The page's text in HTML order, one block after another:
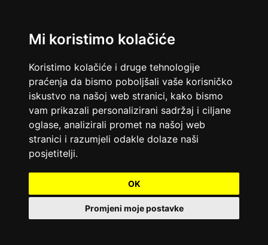
Mi koristimo kolačiće
Koristimo kolačiće i druge tehnologije
praćenja da bismo poboljšali vaše korisničko
iskustvo na našoj web stranici, kako bismo
vam prikazali personalizirani sadržaj i ciljane
oglase, analizirali promet na našoj web
stranici i razumjeli odakle dolaze naši
posjetitelji.
OK
Promjeni moje postavke